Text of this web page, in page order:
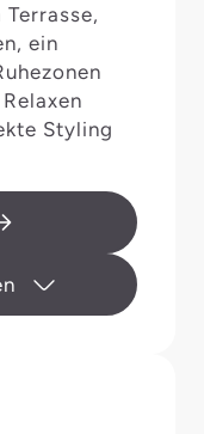
ein
Styling